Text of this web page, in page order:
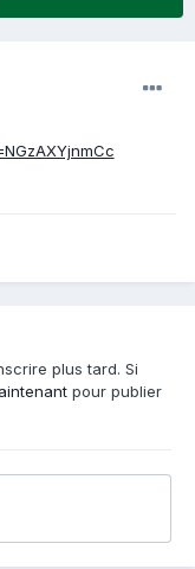
plus tard. Si
pour publier